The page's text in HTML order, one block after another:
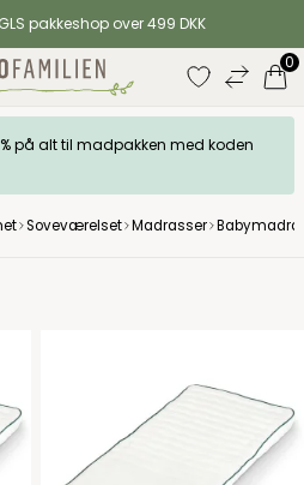
pakkeshop over 499 DKK
0
på alt til madpakken med koden
Soveværelset Madrasser